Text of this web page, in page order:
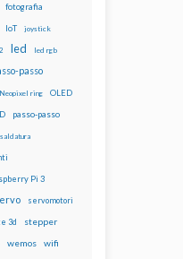
fotografia
IoT joystick
led led rgb
passo
Neopixel ring OLED
passo-passo
Pi 3
servomotori
3d stepper
wemos wifi